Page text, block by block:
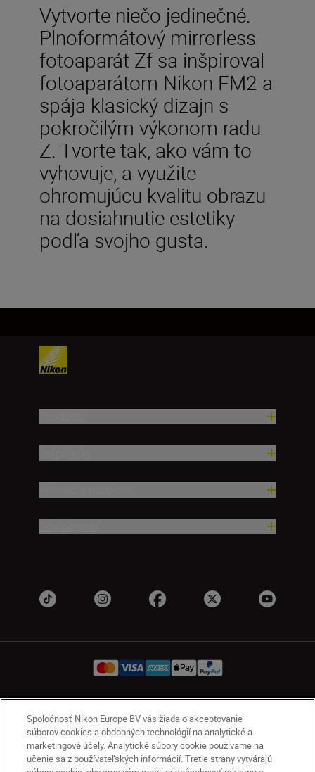
Vytvorte niečo jedinečné.
Plnoformátový mirrorless
fotoaparát Zf sa inšpiroval
fotoaparátom Nikon FM2 a
spája klasický dizajn s
pokročilým výkonom radu
Z. Tvorte tak, ako vám to
vyhovuje, a využite
ohromujúcu kvalitu obrazu
na dosiahnutie estetiky
podľa svojho gusta.
SK Nikon Sites
Kontakt
Oznámenie o ochrane osobných údajov
Podmienky používania
Spoločnosť Nikon Europe BV vás žiada o akceptovanie
súborov cookies a obdobných technológií na analytické a
marketingové účely. Analytické súbory cookie používame na
učenie sa z používateľských informácií. Tretie strany vytvárajú